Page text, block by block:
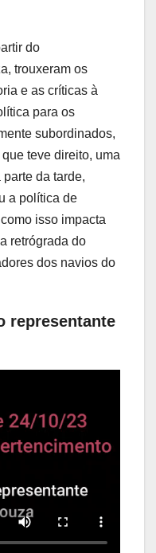
do
trouxeram os
e as críticas à
para os
subordinados,
teve direito, uma
da tarde,
a política de
isso impacta
retrógrada do
dos navios do
representante